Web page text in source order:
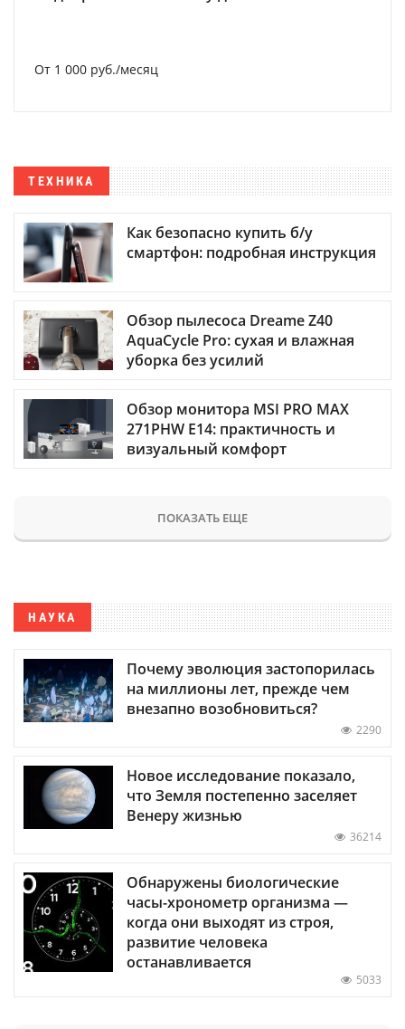
От 1 000 руб./месяц
ТЕХНИКА
Как безопасно купить б/у
смартфон: подробная инструкция
Обзор пылесоса Dreame Z40
AquaCycle Pro: сухая и влажная
уборка без усилий
Обзор монитора MSI PRO MAX
271PHW E14: практичность и
визуальный комфорт
ПОКАЗАТЬ ЕЩЕ
НАУКА
Почему эволюция застопорилась
на миллионы лет, прежде чем
внезапно возобновиться?
2290
Новое исследование показало,
что Земля постепенно заселяет
Венеру жизнью
36214
Обнаружены биологические
часы-хронометр организма —
когда они выходят из строя,
развитие человека
останавливается
5033